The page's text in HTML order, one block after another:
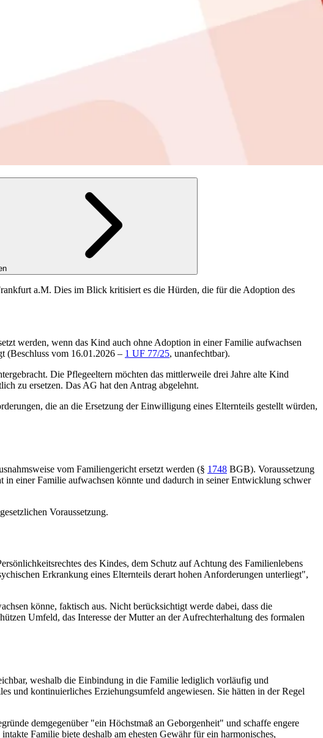
a.M. Dies im Blick kritisiert es die Hürden, die für die Adoption des
werden, wenn das Kind auch ohne Adoption in einer Familie aufwachsen
(Beschluss vom 16.01.2026 – 1 UF 77/25, unanfechtbar).
Die Pflegeeltern möchten das mittlerweile drei Jahre alte Kind
zu ersetzen. Das AG hat den Antrag abgelehnt.
die an die Ersetzung der Einwilligung eines Elternteils gestellt würden,
vom Familiengericht ersetzt werden (§ 1748 BGB). Voraussetzung
einer Familie aufwachsen könnte und dadurch in seiner Entwicklung schwer
Voraussetzung.
des Kindes, dem Schutz auf Achtung des Familienlebens
Erkrankung eines Elternteils derart hohen Anforderungen unterliegt",
könne, faktisch aus. Nicht berücksichtigt werde dabei, dass die
Umfeld, das Interesse der Mutter an der Aufrechterhaltung des formalen
weshalb die Einbindung in die Familie lediglich vorläufig und
und kontinuierliches Erziehungsumfeld angewiesen. Sie hätten in der Regel
demgegenüber "ein Höchstmaß an Geborgenheit" und schaffe engere
Familie biete deshalb am ehesten Gewähr für ein harmonisches,